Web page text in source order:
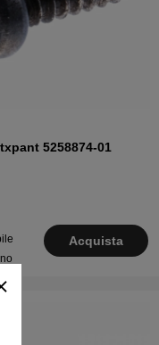
5258874-01
Acquista